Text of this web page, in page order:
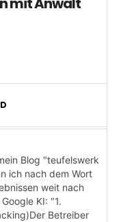
Blog "teufelswerk
ich nach dem Wort
weit nach
KI: "1.
Betreiber